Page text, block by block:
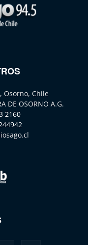
Osorno, Chile
DE OSORNO A.G.
2160